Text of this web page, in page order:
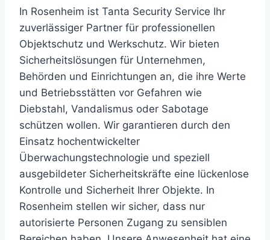
In Rosenheim ist Tanta Security Service Ihr
zuverlässiger Partner für professionellen
Objektschutz und Werkschutz. Wir bieten
Sicherheitslösungen für Unternehmen,
Behörden und Einrichtungen an, die ihre Werte
und Betriebsstätten vor Gefahren wie
Diebstahl, Vandalismus oder Sabotage
schützen wollen. Wir garantieren durch den
Einsatz hochentwickelter
Überwachungstechnologie und speziell
ausgebildeter Sicherheitskräfte eine lückenlose
Kontrolle und Sicherheit Ihrer Objekte. In
Rosenheim stellen wir sicher, dass nur
autorisierte Personen Zugang zu sensiblen